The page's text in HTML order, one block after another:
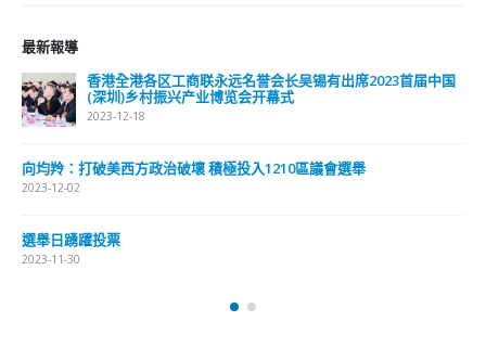
最新報導
香港全港各区工商联永远名誉会长吴锡有出席2023首届中国
(深圳)乡村振兴产业博览会开幕式
2023-12-18
向均羚：打破美西方政治破壞 積極投入1210區議會選舉
2023-12-02
選舉日踴躍投票
2023-11-30